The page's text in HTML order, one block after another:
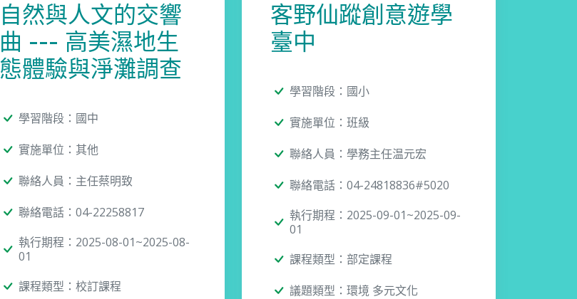
自然與人文的交響
曲 --- 高美濕地生
態體驗與淨灘調查
學習階段：國中
實施單位：其他
聯絡人員：主任蔡明致
聯絡電話：04-22258817
執行期程：2025-08-01~2025-08-
01
課程類型：校訂課程
客野仙蹤創意遊學
臺中
學習階段：國小
實施單位：班級
聯絡人員：學務主任温元宏
聯絡電話：04-24818836#5020
執行期程：2025-09-01~2025-09-
01
課程類型：部定課程
議題類型：環境 多元文化